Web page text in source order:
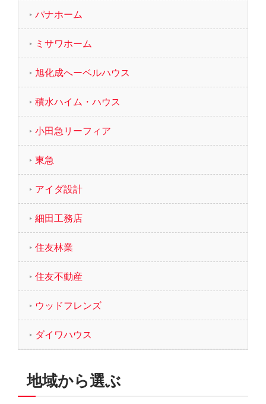
パナホーム
ミサワホーム
旭化成へーベルハウス
積水ハイム・ハウス
小田急リーフィア
東急
アイダ設計
細田工務店
住友林業
住友不動産
ウッドフレンズ
ダイワハウス
地域から選ぶ